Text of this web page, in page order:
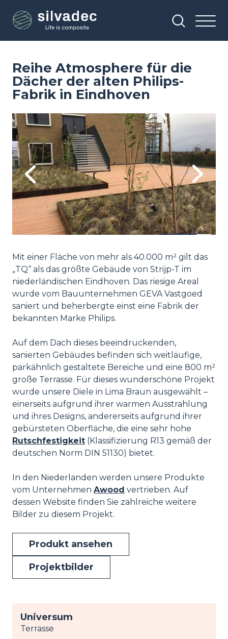
zum
Inhalt
Reihe Atmosphere für die
Dächer der alten Philips-
Fabrik in Eindhoven
Previous
Image
Next
Mit einer Fläche von mehr als 40.000 m² gilt das
„TQ“ als das größte Gebäude von Strijp-T im
niederländischen Eindhoven. Das riesige Areal
wurde vom Bauunternehmen GEVA Vastgoed
saniert und beherbergte einst eine Fabrik der
bekannten Marke Philips.
Auf dem Dach dieses beeindruckenden,
sanierten Gebäudes befinden sich weitläufige,
parkähnlich gestaltete Bereiche und eine 800 m²
große Terrasse. Für dieses wunderschöne Projekt
wurde unsere Diele in Lima Braun ausgewählt –
einerseits aufgrund ihrer warmen Ausstrahlung
und ihres Designs, andererseits aufgrund ihrer
gebürsteten Oberfläche, die eine sehr hohe
Rutschfestigkeit (Klassifizierung R13 gemäß der
deutschen Norm DIN 51130) bietet.
In den Niederlanden werden unsere Produkte
vom Unternehmen Awood vertrieben. Auf
dessen Website finden Sie zahlreiche weitere
Bilder zu diesem Projekt.
Produkt ansehen
Projektbilder
Universum
Terrasse